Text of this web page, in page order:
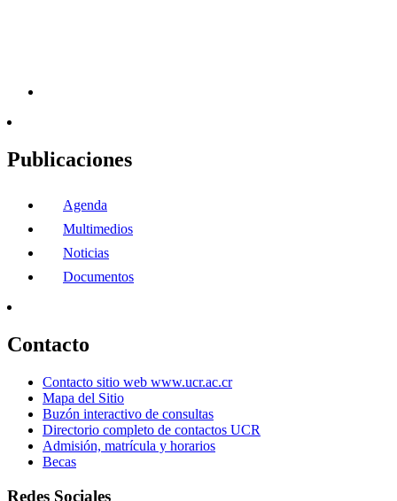
Publicaciones
Agenda
Multimedios
Noticias
Documentos
Contacto
Contacto sitio web www.ucr.ac.cr
Mapa del Sitio
Buzón interactivo de consultas
Directorio completo de contactos UCR
Admisión, matrícula y horarios
Becas
Redes Sociales